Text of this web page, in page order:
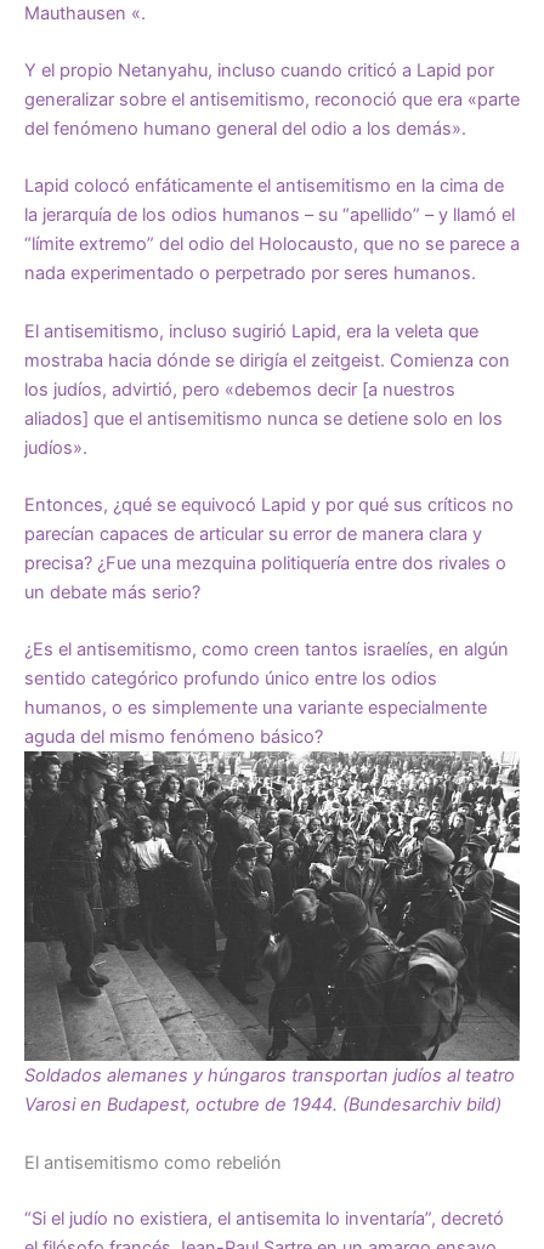
Mauthausen «.
Y el propio Netanyahu, incluso cuando criticó a Lapid por
generalizar sobre el antisemitismo, reconoció que era «parte
del fenómeno humano general del odio a los demás».
Lapid colocó enfáticamente el antisemitismo en la cima de
la jerarquía de los odios humanos – su “apellido” – y llamó el
“límite extremo” del odio del Holocausto, que no se parece a
nada experimentado o perpetrado por seres humanos.
El antisemitismo, incluso sugirió Lapid, era la veleta que
mostraba hacia dónde se dirigía el zeitgeist. Comienza con
los judíos, advirtió, pero «debemos decir [a nuestros
aliados] que el antisemitismo nunca se detiene solo en los
judíos».
Entonces, ¿qué se equivocó Lapid y por qué sus críticos no
parecían capaces de articular su error de manera clara y
precisa? ¿Fue una mezquina politiquería entre dos rivales o
un debate más serio?
¿Es el antisemitismo, como creen tantos israelíes, en algún
sentido categórico profundo único entre los odios
humanos, o es simplemente una variante especialmente
aguda del mismo fenómeno básico?
Soldados alemanes y húngaros transportan judíos al teatro
Varosi en Budapest, octubre de 1944. (Bundesarchiv bild)
El antisemitismo como rebelión
“Si el judío no existiera, el antisemita lo inventaría”, decretó